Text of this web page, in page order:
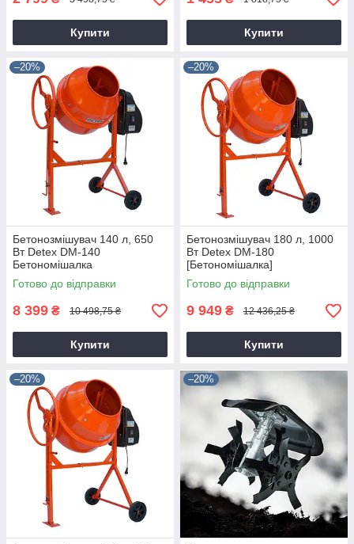
Купити Купити
–20%
Бетонозмішувач 140 л, 650
Вт Detex DM-140
Бетономішалка
Готово до відправки
8 399 ₴ 10 498,75 ₴
Купити
–20%
Бетонозмішувач 180 л, 1000
Вт Detex DM-180
[Бетономішалка]
Готово до відправки
9 949 ₴ 12 436,25 ₴
Купити
–20% –20%